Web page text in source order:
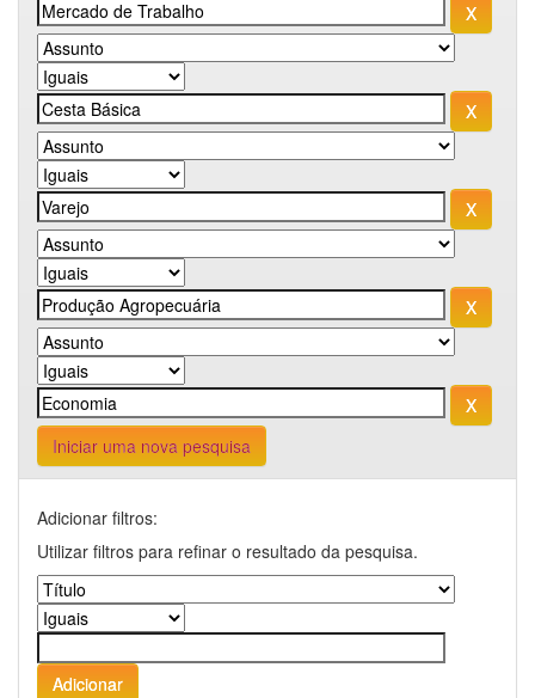
Iniciar uma nova pesquisa
Adicionar filtros:
Utilizar filtros para refinar o resultado da pesquisa.